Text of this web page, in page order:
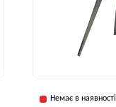
Немає в наявності